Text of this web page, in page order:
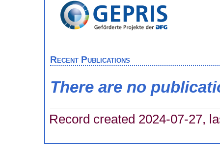
Recent Publications
There are no
Record created 2024-07-27,